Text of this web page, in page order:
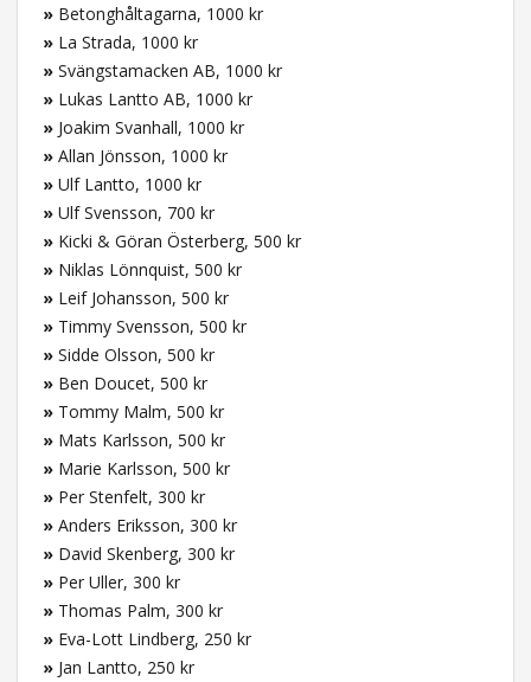
» Betonghåltagarna, 1000 kr
» La Strada, 1000 kr
» Svängstamacken AB, 1000 kr
» Lukas Lantto AB, 1000 kr
» Joakim Svanhall, 1000 kr
» Allan Jönsson, 1000 kr
» Ulf Lantto, 1000 kr
» Ulf Svensson, 700 kr
» Kicki & Göran Österberg, 500 kr
» Niklas Lönnquist, 500 kr
» Leif Johansson, 500 kr
» Timmy Svensson, 500 kr
» Sidde Olsson, 500 kr
» Ben Doucet, 500 kr
» Tommy Malm, 500 kr
» Mats Karlsson, 500 kr
» Marie Karlsson, 500 kr
» Per Stenfelt, 300 kr
» Anders Eriksson, 300 kr
» David Skenberg, 300 kr
» Per Uller, 300 kr
» Thomas Palm, 300 kr
» Eva-Lott Lindberg, 250 kr
» Jan Lantto, 250 kr